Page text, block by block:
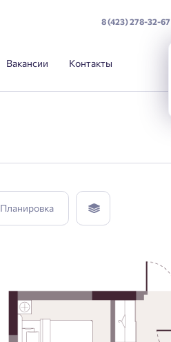
8 (423) 278-32-67
Вакансии Контакты
Планировка